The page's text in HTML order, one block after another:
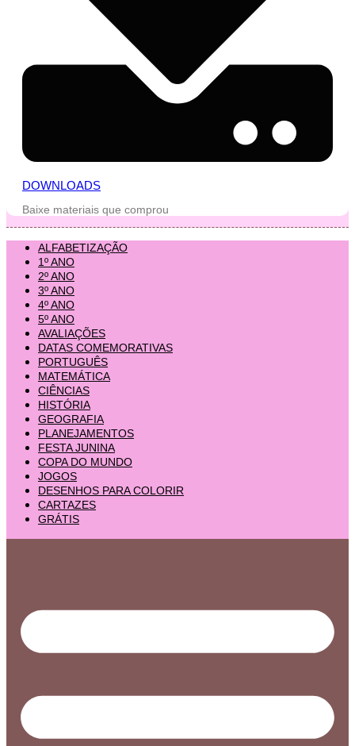
DOWNLOADS
Baixe materiais que comprou
ALFABETIZAÇÃO
1º ANO
2º ANO
3º ANO
4º ANO
5º ANO
AVALIAÇÕES
DATAS COMEMORATIVAS
PORTUGUÊS
MATEMÁTICA
CIÊNCIAS
HISTÓRIA
GEOGRAFIA
PLANEJAMENTOS
FESTA JUNINA
COPA DO MUNDO
JOGOS
DESENHOS PARA COLORIR
CARTAZES
GRÁTIS